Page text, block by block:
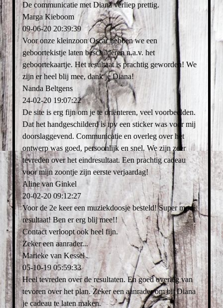
De communicatie met Diana verliep prettig.
Marga Kieboom
09-06-20 20:39:39
Voor onze kleinzoon Oscar hebben we een
geboortekistje laten beschilderen n.a.v. het
geboortekaartje. Het resultaat is prachtig geworden! We
zijn er heel blij mee, dank je Diana!
Nanda Beltgens
24-02-20 19:07:22
De site is erg fijn om je te oriënteren, veel voorbeelden.
Dat het handgeschilderd is ipv een sticker was voor mij
doorslaggevend. Communicatie en overleg over het
ontwerp was goed, persoonlijk en snel. We zijn zeer
tevreden over het eindresultaat. Een prachtig cadeau
voor mijn zoontje zijn eerste verjaardag!
Aline van Ginkel
20-02-20 09:12:27
Voor de 2e keer een muziekdoosje besteld! Super mooi
resultaat! Ben er erg blij mee!!
Contact verloopt ook heel fijn.
Zeker een aanrader...
Marieke van Kessel
05-10-19 05:59:33
Heel tevreden over de resultaten. En goed overleg van
tevoren over het plan. Zeker een aanrader om bij Diana
je cadeau te laten maken.